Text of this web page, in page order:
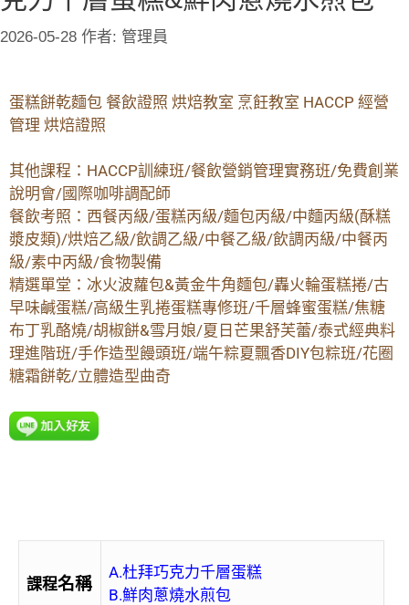
2026-05-28 作者: 管理員
蛋糕餅乾麵包 餐飲證照 烘焙教室 烹飪教室 HACCP 經營
管理 烘焙證照
其他課程：HACCP訓練班/餐飲營銷管理實務班/免費創業
說明會/國際咖啡調配師
餐飲考照：西餐丙級/蛋糕丙級/麵包丙級/中麵丙級(酥糕
漿皮類)/烘焙乙級/飲調乙級/中餐乙級/飲調丙級/中餐丙
級/素中丙級/食物製備
精選單堂：冰火波蘿包&黃金牛角麵包/轟火輪蛋糕捲/古
早味鹹蛋糕/高級生乳捲蛋糕專修班/千層蜂蜜蛋糕/焦糖
布丁乳酪燒/胡椒餅&雪月娘/夏日芒果舒芙蕾/泰式經典料
理進階班/手作造型饅頭班/端午粽夏飄香DIY包粽班/花圈
糖霜餅乾/立體造型曲奇
課程名稱
A.杜拜巧克力千層蛋糕
B.鮮肉蔥燒水煎包